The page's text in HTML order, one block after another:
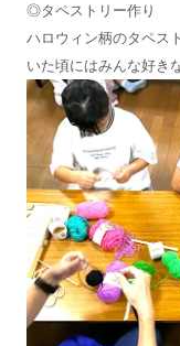
◎タペストリー作り
ハロウィン柄のタペス
いた頃にはみんな好き